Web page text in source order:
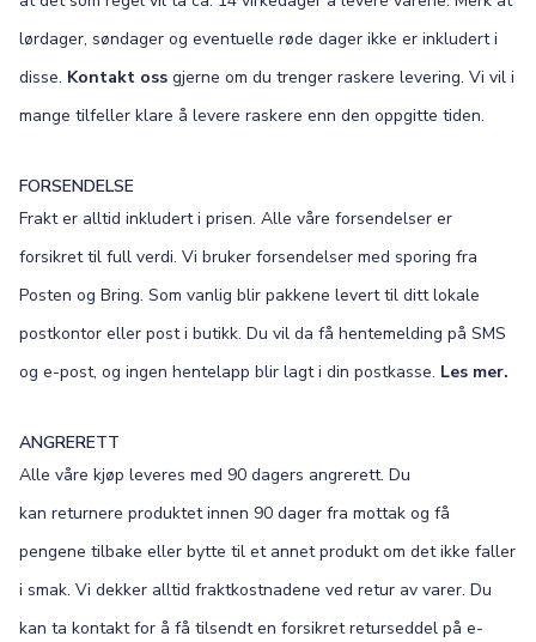
lørdager, søndager og eventuelle røde dager ikke er inkludert i
disse. Kontakt oss gjerne om du trenger raskere levering. Vi vil i
mange tilfeller klare å levere raskere enn den oppgitte tiden.
FORSENDELSE
Frakt er alltid inkludert i prisen. Alle våre forsendelser er
forsikret til full verdi. Vi bruker forsendelser med sporing fra
Posten og Bring. Som vanlig blir pakkene levert til ditt lokale
postkontor eller post i butikk. Du vil da få hentemelding på SMS
og e-post, og ingen hentelapp blir lagt i din postkasse. Les mer.
ANGRERETT
Alle våre kjøp leveres med 90 dagers angrerett. Du
kan returnere produktet innen 90 dager fra mottak og få
pengene tilbake eller bytte til et annet produkt om det ikke faller
i smak. Vi dekker alltid fraktkostnadene ved retur av varer. Du
kan ta kontakt for å få tilsendt en forsikret returseddel på e-